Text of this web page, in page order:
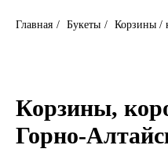
Главная / Букеты / Корзины /
Корзины,
Горно-